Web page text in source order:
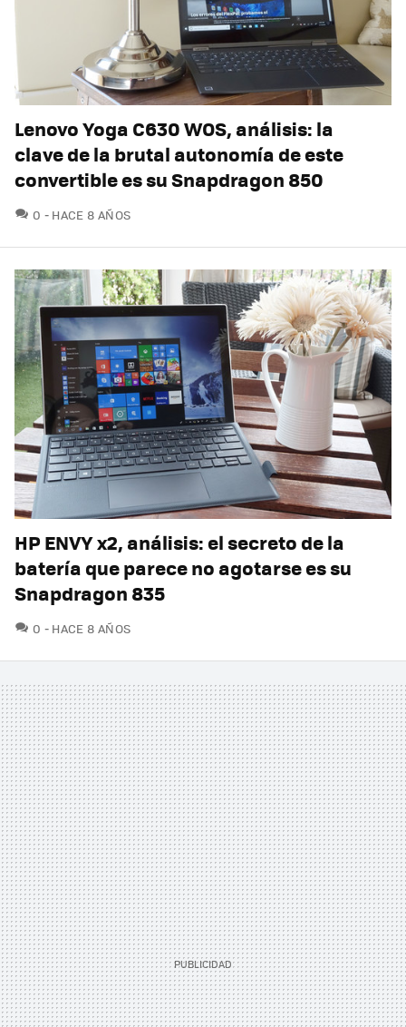
Lenovo Yoga C630 WOS, análisis: la
clave de la brutal autonomía de este
convertible es su Snapdragon 850
0 COMENTARIOS
HACE 8 AÑOS
HP ENVY x2, análisis: el secreto de la
batería que parece no agotarse es su
Snapdragon 835
0 COMENTARIOS
HACE 8 AÑOS